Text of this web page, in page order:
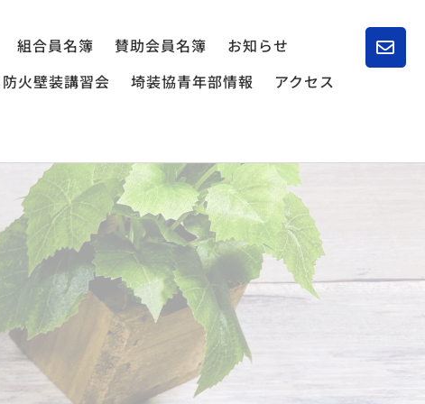
組合員名簿 賛助会員名簿
お知らせ
防火壁装講習会 埼装協青年部情報
アクセス